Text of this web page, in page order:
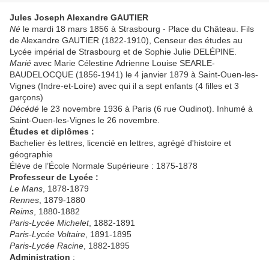
Jules Joseph Alexandre GAUTIER
Né le mardi 18 mars 1856 à Strasbourg - Place du Château. Fils
de Alexandre GAUTIER (1822-1910), Censeur des études au
Lycée impérial de Strasbourg et de Sophie Julie DELÉPINE.
Marié avec Marie Célestine Adrienne Louise SEARLE-
BAUDELOCQUE (1856-1941) le 4 janvier 1879 à Saint-Ouen-les-
Vignes (Indre-et-Loire) avec qui il a sept enfants (4 filles et 3
garçons)
Décédé le 23 novembre 1936 à Paris (6 rue Oudinot). Inhumé à
Saint-Ouen-les-Vignes le 26 novembre.
Études et diplômes :
Bachelier ès lettres, licencié en lettres, agrégé d'histoire et
géographie
Élève de l’École Normale Supérieure : 1875-1878
Professeur de Lycée :
Le Mans , 1878-1879
Rennes , 1879-1880
Reims , 1880-1882
Paris-Lycée Michelet, 1882-1891
Paris-Lycée Voltaire , 1891-1895
Paris-Lycée Racine , 1882-1895
Administration :